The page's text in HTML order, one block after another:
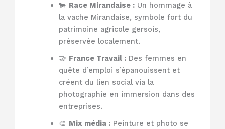
🐄 Race Mirandaise :Un hommage à
la vache Mirandaise, symbole fort du
patrimoine agricole gersois,
préservée localement.
🤝 France Travail :Des femmes en
quête d’emploi s’épanouissent et
créent du lien social via la
photographie en immersion dans des
entreprises.
🎨 Mix média :Peinture et photo se